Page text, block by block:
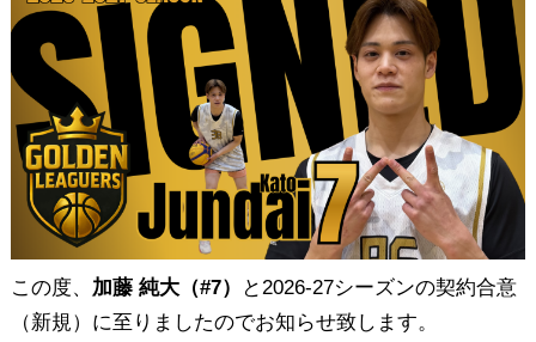
この度、 加藤 純大（#7）
と2026-27シーズンの契約合意
（新規）に至りましたのでお知らせ致します。